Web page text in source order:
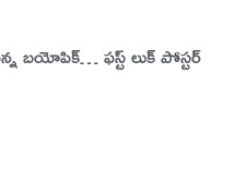
బయోపిక్… ఫస్ట్ లుక్ పోస్టర్